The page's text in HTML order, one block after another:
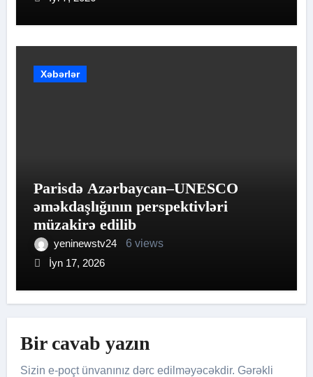
Xəbərlər
Parisdə Azərbaycan–UNESCO
əməkdaşlığının perspektivləri
müzakirə edilib
yeninewstv24
6 views
İyn 17, 2026
Bir cavab yazın
Sizin e-poçt ünvanınız dərc edilməyəcəkdir. Gərəkli